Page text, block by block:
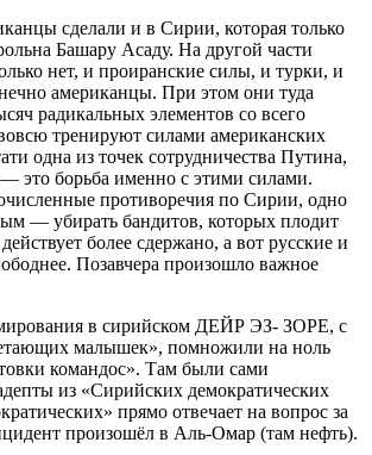
сделали и в Сирии, которая только
Башару Асаду. На другой части
нет, и проиранские силы, и турки, и
американцы. При этом они туда
радикальных элементов со всего
тренируют силами американских
одна из точек сотрудничества Путина,
это борьба именно с этими силами.
противоречия по Сирии, одно
— убирать бандитов, которых плодит
более сдержано, а вот русские и
Позавчера произошло важное
в сирийском ДЕЙР ЭЗ- ЗОРЕ, c
малышек», помножили на ноль
командос». Там были сами
из «Сирийских демократических
прямо отвечает на вопрос за
произошёл в Аль-Омар (там нефть).